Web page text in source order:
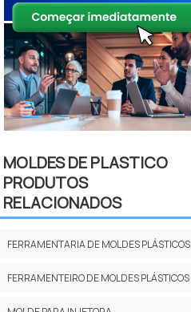
MOLDES DE PLASTICO
PRODUTOS
RELACIONADOS
FERRAMENTARIA DE MOLDES PLÁSTICOS
FERRAMENTEIRO DE MOLDES PLÁSTICOS